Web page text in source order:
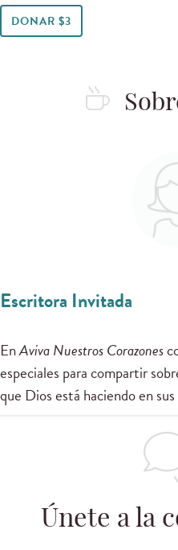
DONAR $3
Escritora Invitada
EnAviva Nuestros Corazones
especiales para compartir
que Dios está haciendo en sus
Únete a la